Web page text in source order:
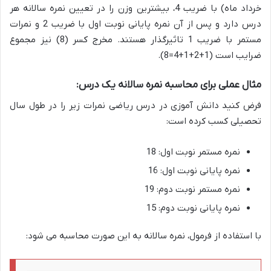
خرداد ماه) با ضریب 4، بیشترین وزن را در تعیین نمره سالانه هر
درس دارد و پس از آن نمره پایانی نوبت اول با ضریب 2 و نمرات
مستمر با ضریب 1 تاثیرگذار هستند. مخرج کسر (8) نیز مجموع
ضرایب است (1+2+1+4=8).
مثال عملی برای محاسبه نمره سالانه یک درس:
فرض کنید دانش آموزی در درس ریاضی نمرات زیر را در طول سال
تحصیلی کسب کرده است:
نمره مستمر نوبت اول: 18
نمره پایانی نوبت اول: 16
نمره مستمر نوبت دوم: 19
نمره پایانی نوبت دوم: 15
با استفاده از فرمول، نمره سالانه به این صورت محاسبه می شود: